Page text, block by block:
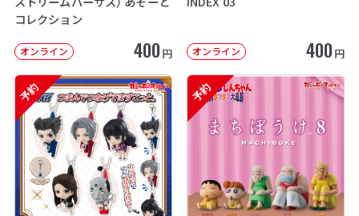
コレクション
オンライン 400 円 オンライン 400 円
予約 予約